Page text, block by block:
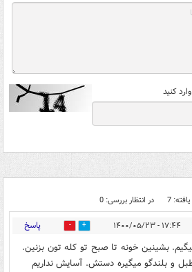
کنید
7 در انتظار بررسی: 0
۱۷:۴۴ - ۱۴۰۰/۰۵/۲۳ 5 پاسخ
بشینین خونه تا صبح تو کله تون بزنین.
و بلندگو میگیره دستش. آسایش نداریم